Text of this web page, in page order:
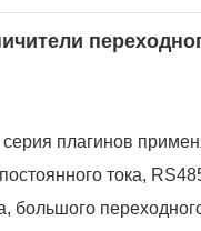
плагинов
тока,